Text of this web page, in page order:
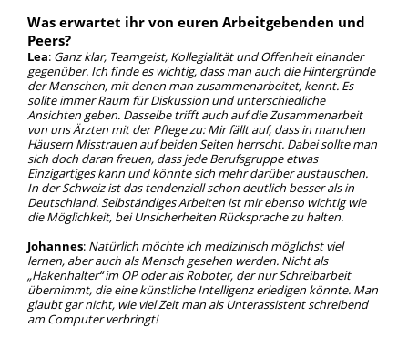
Was erwartet ihr von euren Arbeitgebenden und
Peers?
Lea: Ganz klar, Teamgeist, Kollegialität und Offenheit einander
gegenüber. Ich finde es wichtig, dass man auch die Hintergründe
der Menschen, mit denen man zusammenarbeitet, kennt. Es
sollte immer Raum für Diskussion und unterschiedliche
Ansichten geben. Dasselbe trifft auch auf die Zusammenarbeit
von uns Ärzten mit der Pflege zu: Mir fällt auf, dass in manchen
Häusern Misstrauen auf beiden Seiten herrscht. Dabei sollte man
sich doch daran freuen, dass jede Berufsgruppe etwas
Einzigartiges kann und könnte sich mehr darüber austauschen.
In der Schweiz ist das tendenziell schon deutlich besser als in
Deutschland. Selbständiges Arbeiten ist mir ebenso wichtig wie
die Möglichkeit, bei Unsicherheiten Rücksprache zu halten.
Johannes: Natürlich möchte ich medizinisch möglichst viel
lernen, aber auch als Mensch gesehen werden. Nicht als
„Hakenhalter“ im OP oder als Roboter, der nur Schreibarbeit
übernimmt, die eine künstliche Intelligenz erledigen könnte. Man
glaubt gar nicht, wie viel Zeit man als Unterassistent schreibend
am Computer verbringt!